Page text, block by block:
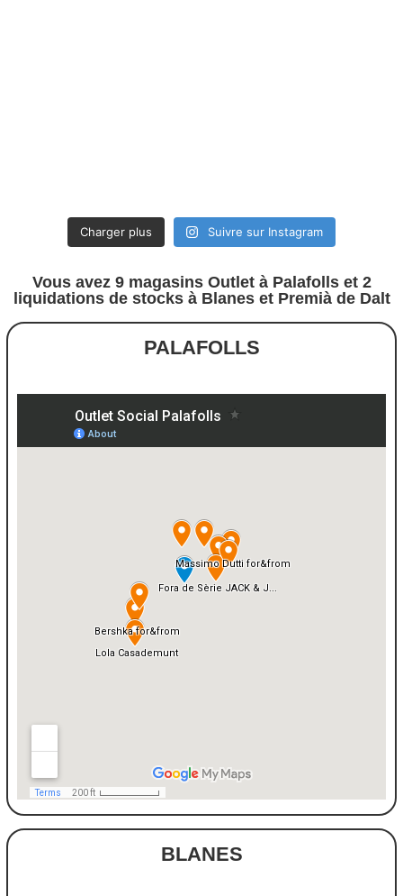
Charger plus Suivre sur Instagram
Vous avez 9 magasins Outlet à Palafolls et 2
liquidations de stocks à Blanes et Premià de Dalt
PALAFOLLS
BLANES